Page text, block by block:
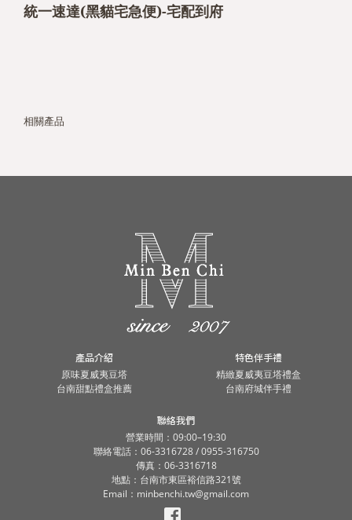
統一速達(黑貓宅急便)-宅配到府
相關產品
產品介紹
原味夏威夷豆塔
台南甜點禮盒推薦
特色伴手禮
精緻夏威夷豆塔禮盒
台南府城伴手禮
聯絡我們
營業時間：09:00–19:30
聯絡電話：06-3316728 / 0955-316750
傳真：06-3316718
地點：台南市東區裕信路321號
Email：minbenchi.tw@gmail.com